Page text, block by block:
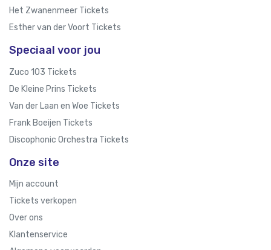
Het Zwanenmeer Tickets
Esther van der Voort Tickets
Speciaal voor jou
Zuco 103 Tickets
De Kleine Prins Tickets
Van der Laan en Woe Tickets
Frank Boeijen Tickets
Discophonic Orchestra Tickets
Onze site
Mijn account
Tickets verkopen
Over ons
Klantenservice